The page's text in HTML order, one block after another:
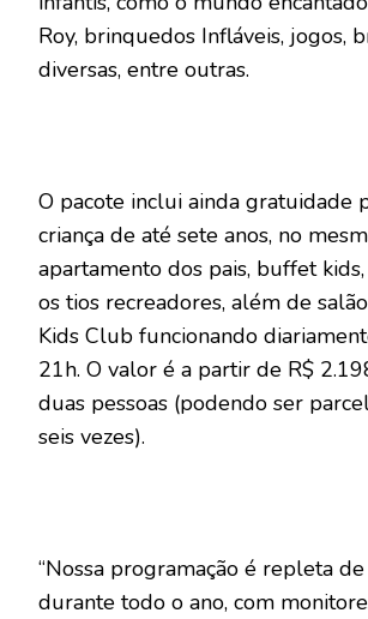
Roy, brinquedos Infláveis, jogos,
diversas, entre outras.
O pacote inclui ainda gratuidade
criança de até sete anos, no
apartamento dos pais, buffet
os tios recreadores, além de
Kids Club funcionando
21h. O valor é a partir de R$
duas pessoas (podendo ser
seis vezes).
“Nossa programação é repleta
durante todo o ano, com